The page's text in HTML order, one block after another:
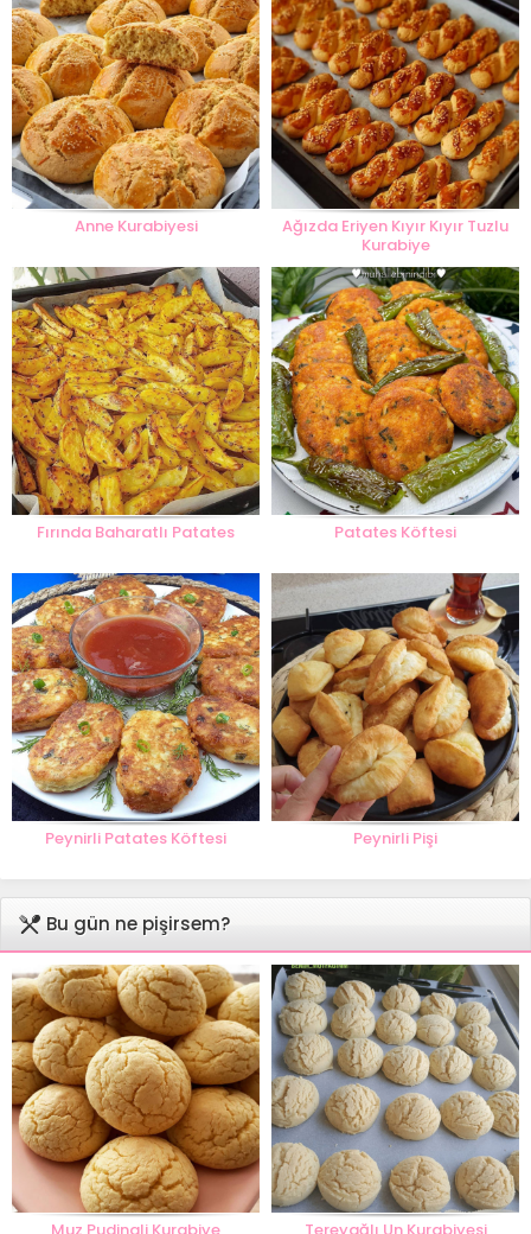
Anne Kurabiyesi
Ağızda Eriyen Kıyır Kıyır Tuzlu
Kurabiye
Fırında Baharatlı Patates Patates Köftesi
Peynirli Patates Köftesi Peynirli Pişi
Bu gün ne pişirsem?